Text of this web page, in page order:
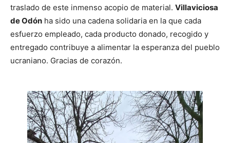
traslado de este inmenso acopio de material. Villaviciosa
de Odón ha sido una cadena solidaria en la que cada
esfuerzo empleado, cada producto donado, recogido y
entregado contribuye a alimentar la esperanza del pueblo
ucraniano. Gracias de corazón.